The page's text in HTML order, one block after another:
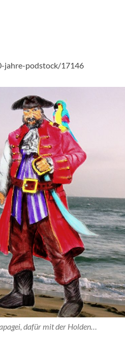
jahre-podstock/17146
dafür mit der Holden…